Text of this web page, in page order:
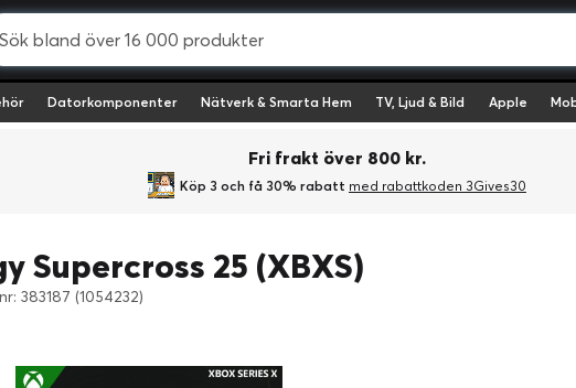
Datorkomponenter Nätverk & Smarta Hem TV, Ljud & Bild Apple
Fri frakt över 800 kr.
Köp 3 och få 30% rabatt med rabattkoden 3Gives30
Supercross 25 (XBXS)
383187 (1054232)